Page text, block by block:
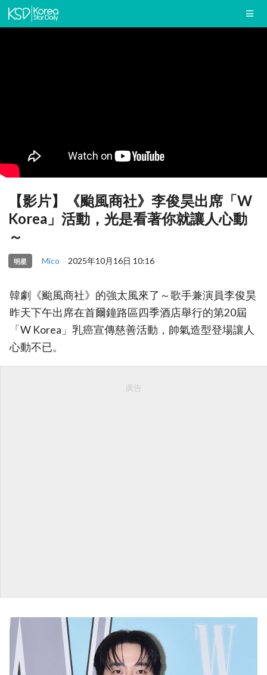
【影片】《颱風商社》李俊昊出席「W
Korea」活動，光是看著你就讓人心動
～
明星 Mico 2025年10月16日 10:16
韓劇《颱風商社》的強太風來了～歌手兼演員李俊昊
昨天下午出席在首爾鐘路區四季酒店舉行的第20屆
「W Korea」乳癌宣傳慈善活動，帥氣造型登場讓人
心動不已。
廣告